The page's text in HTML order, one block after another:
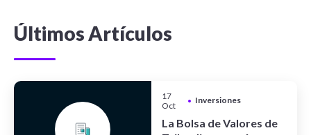
Últimos Artículos
17
Oct
• Inversiones
La Bolsa de Valores de